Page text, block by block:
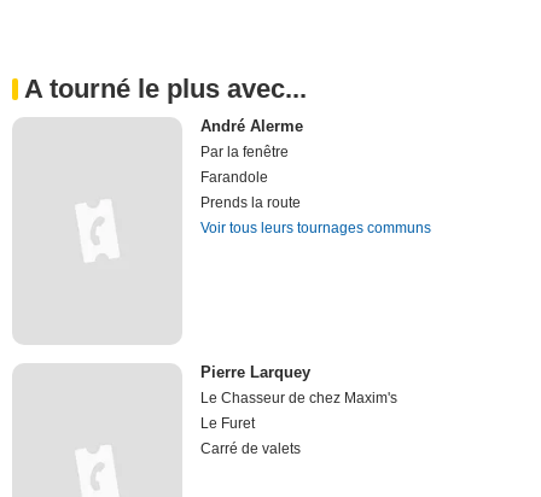
A tourné le plus avec...
André Alerme
Par la fenêtre
Farandole
Prends la route
Voir tous leurs tournages communs
Pierre Larquey
Le Chasseur de chez Maxim's
Le Furet
Carré de valets